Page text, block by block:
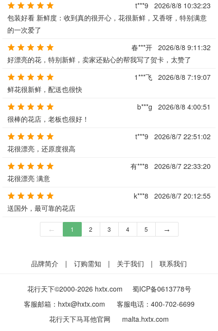
t***9
2026/8/8 10:32:23
包装好看 新鲜度：收到真的很开心，花很新鲜，又香呀，特别满意
的一次爱了
春***开
2026/8/8 9:11:32
好漂亮的花，特别新鲜，卖家还贴心的帮我写了贺卡，太赞了
1***飞
2026/8/8 7:19:07
鲜花很新鲜，配送也很快
b***g
2026/8/8 4:00:51
很棒的花店，老板也很好！
t***9
2026/8/7 22:51:02
花很漂亮，还原度很高
有***8
2026/8/7 22:33:20
花很漂亮 满意
k***8
2026/8/7 20:12:55
送国外，最可靠的花店
← 1 2 3 4 5 →
品牌简介 | 订购需知 | 关于我们 | 联系我们
花行天下©2000-2026 hxtx.com
蜀ICP备0613778号
客服邮箱： hxtx@hxtx.com 客服电话： 400-702-6699
花行天下马耳他官网
malta.hxtx.com